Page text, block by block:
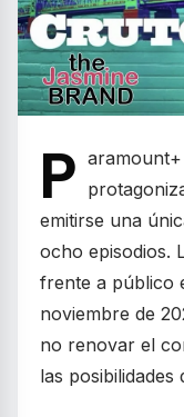
P
emitirse una
ocho episodios.
frente a público
noviembre de
no renovar el
las posibilidades